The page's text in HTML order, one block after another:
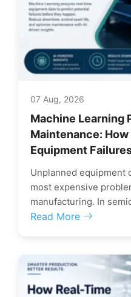
07 Aug, 2026
Machine Learning
Maintenance:
Equipment
Unplanned equipment
most expensive
manufacturing. In
Read More